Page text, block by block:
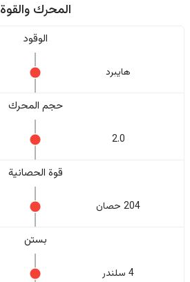
المحرك والقوة
الوقود
هايبرد
حجم المحرك
2.0
قوة الحصانية
204 حصان
بستن
4 سلندر